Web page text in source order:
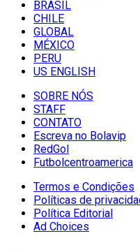
BRASIL
CHILE
GLOBAL
MÉXICO
PERU
US ENGLISH
SOBRE NÓS
STAFF
CONTATO
Escreva no Bolavip
RedGol
Futbolcentroamerica
Termos e Condições
Políticas de
Política Editorial
Ad Choices